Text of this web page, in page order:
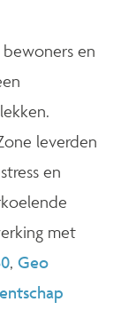
bewoners en
leverden
en
met
, Geo